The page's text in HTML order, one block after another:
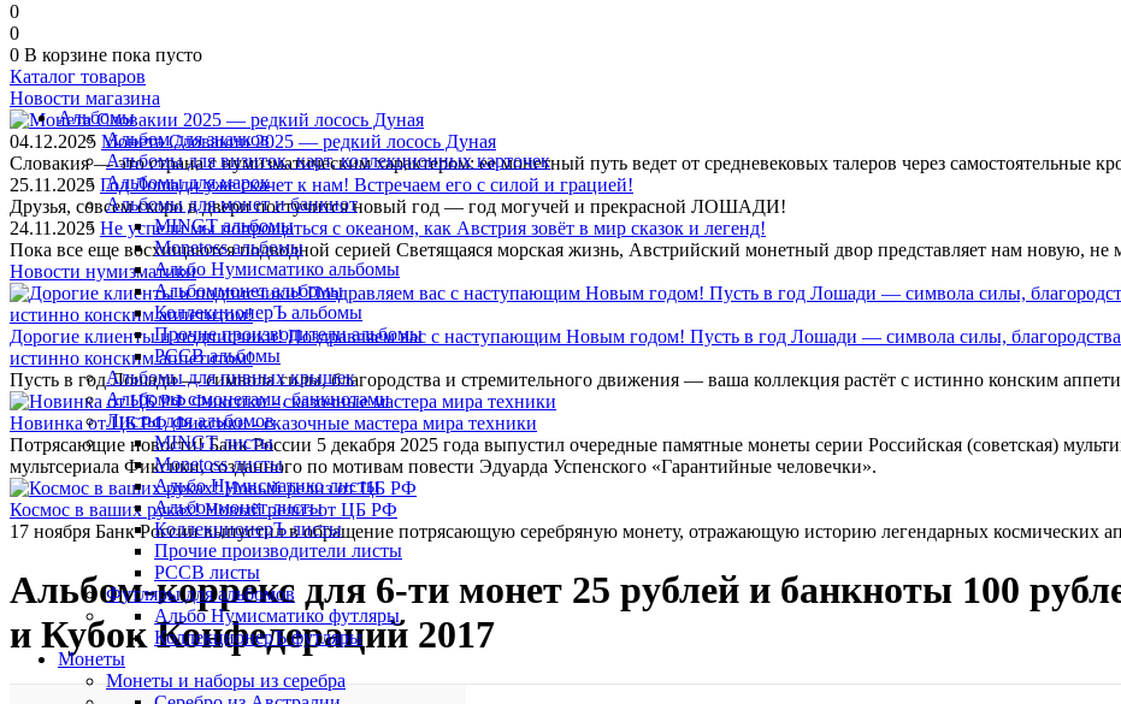
0
0
0 В корзине пока пусто
Каталог товаров
Альбомы
Альбом для значков
Альбомы для визиток, карт, коллекционных карточек
Альбомы для марок
Альбомы для монет и банкнот
MINGT альбомы
Monetoss альбомы
Альбо Нумисматико альбомы
Альбоммонет альбомы
КоллекционерЪ альбомы
Прочие производители альбомы
РССВ альбомы
Альбомы для пивных крышек
Альбомы с монетами, банкнотами
Листы для альбомов
MINGT листы
Monetoss листы
Альбо Нумисматико листы
Альбоммонет листы
КоллекционерЪ листы
Прочие производители листы
РССВ листы
Футляры для альбомов
Альбо Нумисматико футляры
КоллекционерЪ футляры
Монеты
Монеты и наборы из серебра
Новости магазина
04.12.2025 Монета Словакии 2025 — редкий лосось Дуная
Словакия — это страна с нумизматическим характером: ее монетный путь ведет от средневековых талеров через самостоятельные
25.11.2025 Год Лошади уже скачет к нам! Встречаем его с силой и грацией!
Друзья, совсем скоро в двери постучится новый год — год могучей и прекрасной ЛОШАДИ!
24.11.2025 Не успели мы попрощаться с океаном, как Австрия зовёт в мир сказок и легенд!
Пока все еще восхищаются подводной серией Светящаяся морская жизнь, Австрийский монетный двор представляет нам новую,
Новости нумизматики
Дорогие клиенты и подписчики! Поздравляем вас с наступающим Новым годом! Пусть в год Лошади — символа силы,
истинно конским аппетитом!
Пусть в год Лошади — символа силы, благородства и стремительного движения — ваша коллекция растёт с истинно конским
Новинка от ЦБ РФ Фиксики - сказочные мастера мира техники
Потрясающие новости! Банк России 5 декабря 2025 года выпустил очередные памятные монеты серии Российская (советская)
мультсериала Фиксики, созданного по мотивам повести Эдуарда Успенского «Гарантийные человечки».
Космос в ваших руках! Новый релиз от ЦБ РФ
17 ноября Банк России выпустил в обращение потрясающую серебряную монету, отражающую историю легендарных космических
Альбом-коррекс для 6-ти монет 25 рублей и банкноты 100
и Кубок Конфедераций 2017